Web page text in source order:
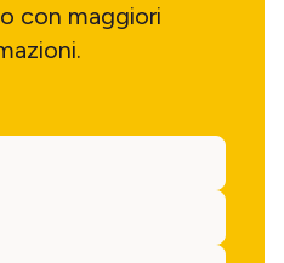
con maggiori